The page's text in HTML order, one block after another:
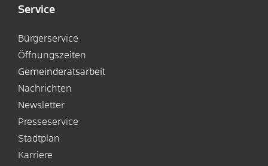
Service
Bürgerservice
Öffnungszeiten
Gemeinderatsarbeit
Nachrichten
Newsletter
Presseservice
Stadtplan
Karriere